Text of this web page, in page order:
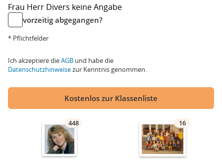
Frau Herr Divers keine Angabe
vorzeitig abgegangen?
* Pflichtfelder
Ich akzeptiere dieAGB und habe die
Datenschutzhinweisezur Kenntnis genommen.
Kostenlos zur Klassenliste
448 16